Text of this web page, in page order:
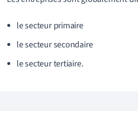
le secteur primaire
le secteur secondaire
le secteur tertiaire.